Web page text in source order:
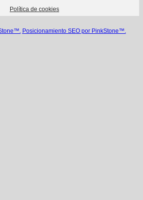
Política de cookies
Posicionamiento SEO por PinkStone™.